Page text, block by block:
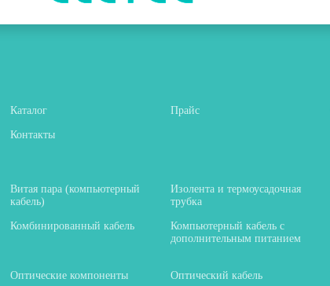
Каталог Прайс
Контакты
Витая пара (компьютерный
кабель)
Изолента и термоусадочная
трубка
Комбинированный кабель
Компьютерный кабель с
дополнительным питанием
Оптические компоненты Оптический кабель